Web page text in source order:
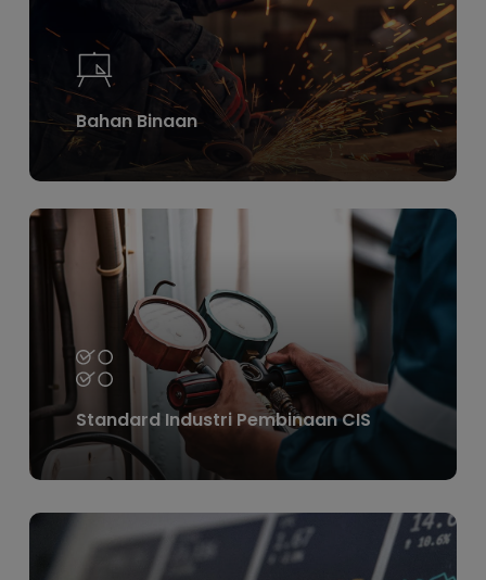
Bahan Binaan
Standard Industri Pembinaan CIS
Learn
more
Learn